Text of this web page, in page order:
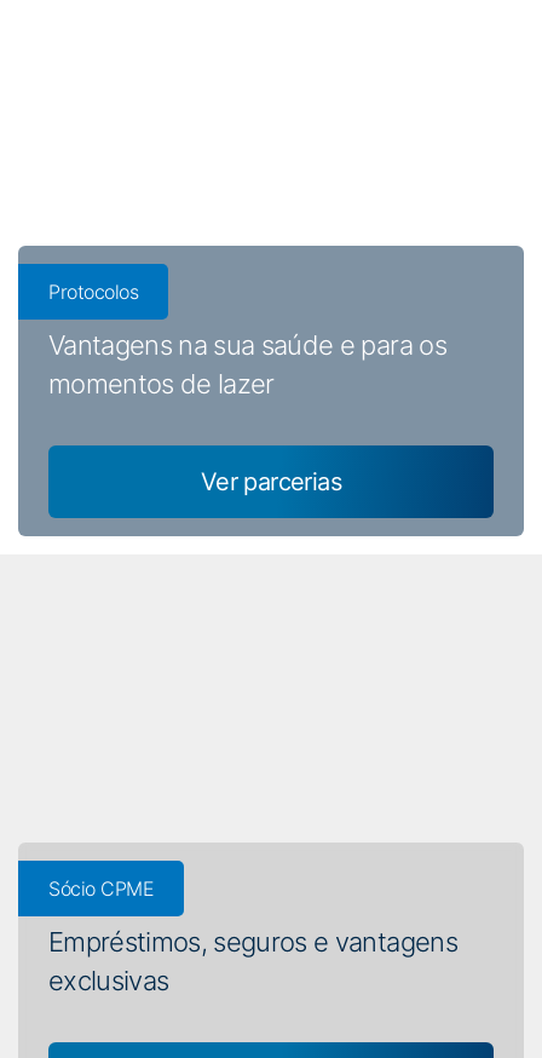
Protocolos
Vantagens na sua saúde e para os
momentos de lazer
Ver parcerias
Sócio CPME
Empréstimos, seguros e vantagens
exclusivas